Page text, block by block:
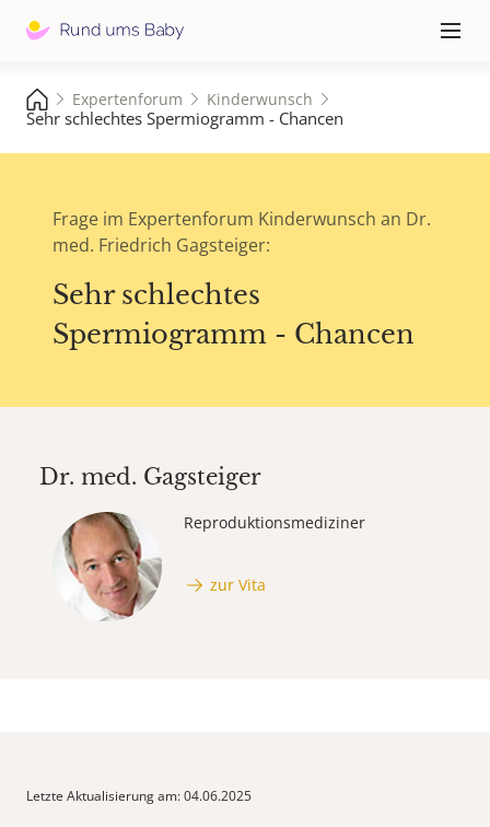
≡
Expertenforum Kinderwunsch
Sehr schlechtes Spermiogramm - Chancen
Frage im Expertenforum Kinderwunsch an Dr.
med. Friedrich Gagsteiger:
Sehr schlechtes
Spermiogramm - Chancen
Dr. med. Gagsteiger
Reproduktionsmediziner
zur Vita
Letzte Aktualisierung am: 04.06.2025